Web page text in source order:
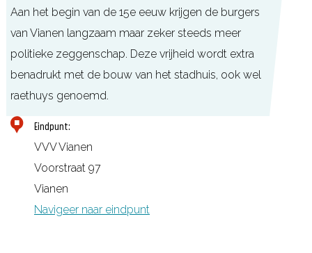
L
e
k
p
o
o
Aan het begin van de 15e eeuw krijgen de burgers
van Vianen langzaam maar zeker steeds meer
politieke zeggenschap. Deze vrijheid wordt extra
benadrukt met de bouw van het stadhuis, ook wel
raethuys genoemd.
Eindpunt:
VVV Vianen
Voorstraat 97
Vianen
Navigeer naar eindpunt